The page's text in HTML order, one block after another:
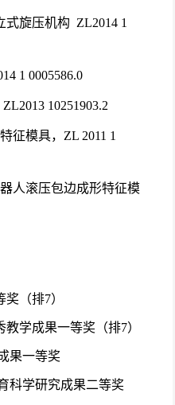
式旋压机构 ZL2014 1
1 0005586.0
10251903.2
征模具，ZL 2011 1
人滚压包边成形特征模
（排7）
学成果一等奖（排7）
果一等奖
科学研究成果二等奖